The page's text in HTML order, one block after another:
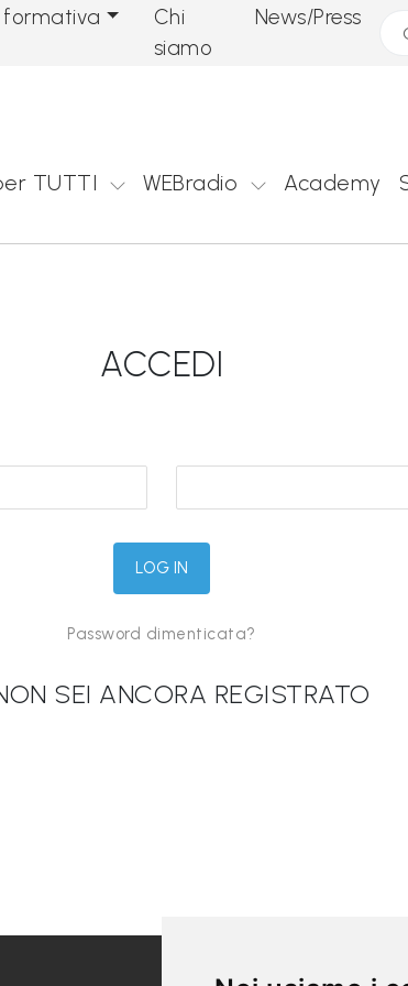
Chi
siamo
News/Press
TUTTI WEBradio Academy
ACCEDI
Password dimenticata?
SEI ANCORA REGISTRATO
LINK UTILI